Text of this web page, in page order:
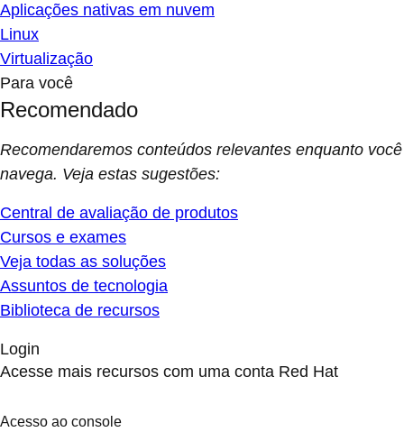
Aplicações nativas em nuvem
Linux
Virtualização
Para você
Recomendado
Recomendaremos conteúdos relevantes enquanto você
navega. Veja estas sugestões:
Central de avaliação de produtos
Cursos e exames
Veja todas as soluções
Assuntos de tecnologia
Biblioteca de recursos
Login
Acesse mais recursos com uma conta Red Hat
Acesso ao console